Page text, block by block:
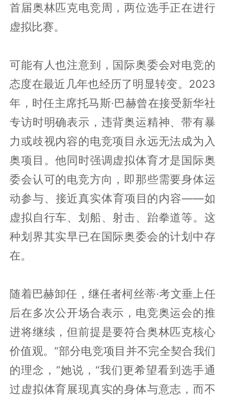
首届奥林匹克电竞周，两位选手正在进行
虚拟比赛。
可能有人也注意到，国际奥委会对电竞的
态度在最近几年也经历了明显转变。2023
年，时任主席托马斯·巴赫曾在接受新华社
专访时明确表示，违背奥运精神、带有暴
力或歧视内容的电竞项目永远无法成为入
奥项目。他同时强调虚拟体育才是国际奥
委会认可的电竞方向，即那些需要身体运
动参与、接近真实体育项目的内容——如
虚拟自行车、划船、射击、跆拳道等。这
种划界其实早已在国际奥委会的计划中存
在。
随着巴赫卸任，继任者柯丝蒂·考文垂上任
后在多次公开场合表示，电竞奥运会的推
进将继续，但前提是要符合奥林匹克核心
价值观。“部分电竞项目并不完全契合我们
的理念，”她说，“我们更希望看到选手通
过虚拟体育展现真实的身体与意志，而不